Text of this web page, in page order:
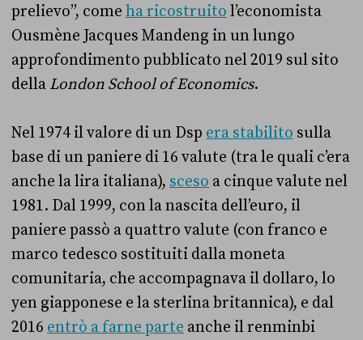
prelievo”, come ha ricostruito l’economista
Ousmène Jacques Mandeng in un lungo
approfondimento pubblicato nel 2019 sul sito
della London School of Economics.
Nel 1974 il valore di un Dsp era stabilito sulla
base di un paniere di 16 valute (tra le quali c’era
anche la lira italiana), sceso a cinque valute nel
1981. Dal 1999, con la nascita dell’euro, il
paniere passò a quattro valute (con franco e
marco tedesco sostituiti dalla moneta
comunitaria, che accompagnava il dollaro, lo
yen giapponese e la sterlina britannica), e dal
2016 entrò a farne parte anche il renminbi